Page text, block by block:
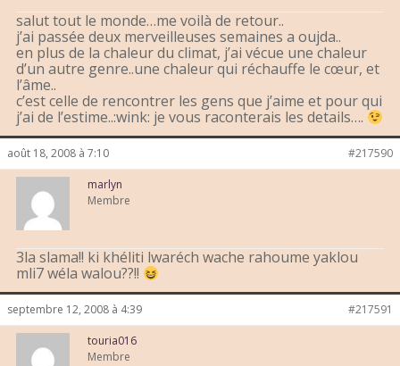
salut tout le monde…me voilà de retour..
j’ai passée deux merveilleuses semaines a oujda..
en plus de la chaleur du climat, j’ai vécue une chaleur
d’un autre genre..une chaleur qui réchauffe le cœur, et
l’âme..
c’est celle de rencontrer les gens que j’aime et pour qui
j’ai de l’estime..:wink: je vous raconterais les details….
août 18, 2008 à 7:10 #217590
marlyn
Membre
3la slama!! ki khéliti lwaréch wache rahoume yaklou
mli7 wéla walou??!!
septembre 12, 2008 à 4:39 #217591
touria016
Membre